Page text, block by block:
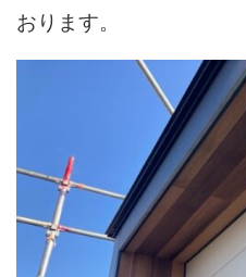
おります。